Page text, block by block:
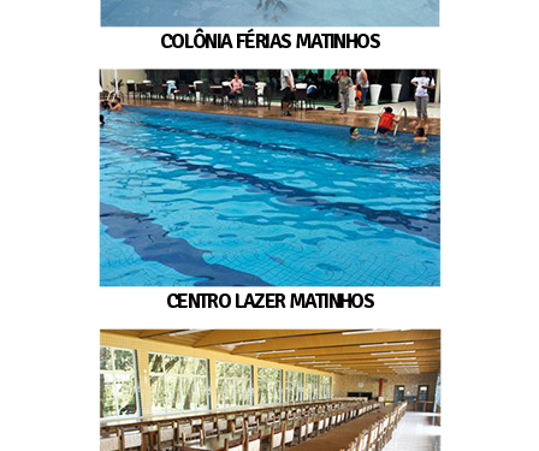
COLÔNIA FÉRIAS MATINHOS
CENTRO LAZER MATINHOS